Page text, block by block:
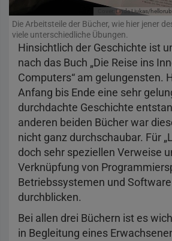
Cover: Linda Liukas/
Die Arbeitsteile der Bücher, wie hier jener
viele unterschiedliche Übungen.
Hinsichtlich der Geschichte ist
nach das Buch „Die Reise ins
Computers“ am gelungensten.
Anfang bis Ende eine sehr
durchdachte Geschichte
anderen beiden Bücher war
nicht ganz durchschaubar. Für
doch sehr speziellen Verweise
Verknüpfung von
Betriebssystemen und
durchblicken.
Bei allen drei Büchern ist es
in Begleitung eines